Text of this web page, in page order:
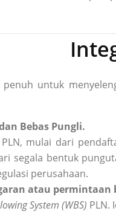
untuk
Bebas Pungli.
mulai dari
segala bentuk
perusahaan.
atau permintaan
System (WBS) PLN.